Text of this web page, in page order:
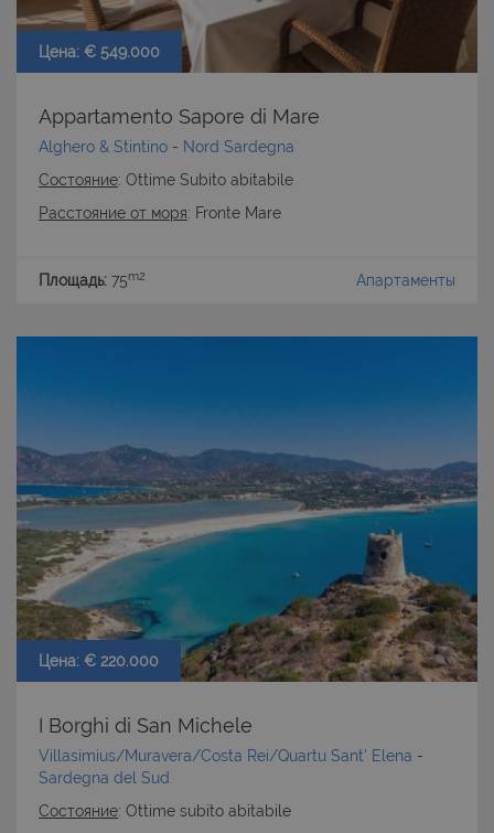
Цена: € 549.000
Appartamento Sapore di Mare
Alghero & Stintino - Nord Sardegna
Состояние: Ottime Subito abitabile
Расстояние от моря: Fronte Mare
Площадь: 75m2 Апартаменты
Цена: € 220.000
I Borghi di San Michele
Villasimius/Muravera/Costa Rei/Quartu Sant' Elena -
Sardegna del Sud
Состояние: Ottime subito abitabile